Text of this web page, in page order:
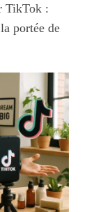
TikTok :
portée de